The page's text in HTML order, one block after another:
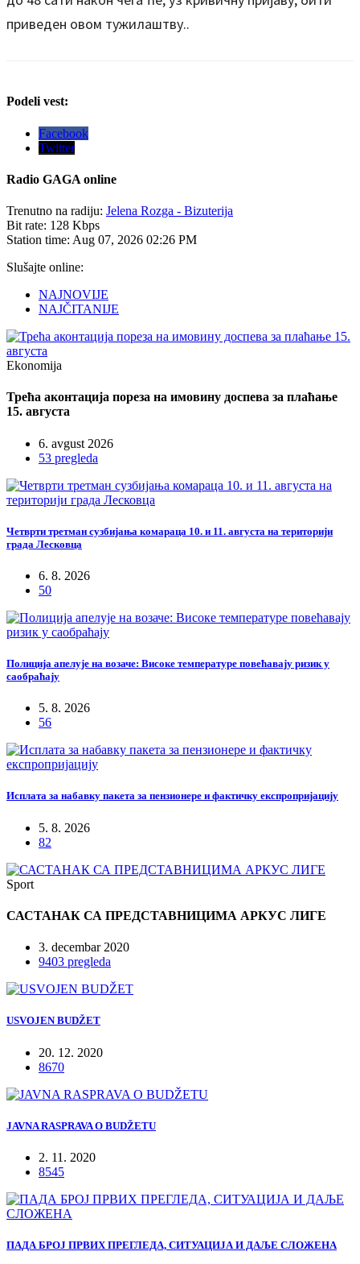
приведен овом тужилаштву..
Podeli vest:
Facebook
Twitter
Radio GAGA online
Trenutno na radiju: Jelena Rozga - Bizuterija
Bit rate: 128 Kbps
Station time: Aug 07, 2026 02:26 PM
Slušajte online:
NAJNOVIJE
NAJČITANIJE
Ekonomija
Трећа аконтација пореза на имовину доспева за плаћање
15. августа
6. avgust 2026
53 pregleda
Четврти третман сузбијања комараца 10. и 11. августа на територији
града Лесковца
6. 8. 2026
50
Полиција апелује на возаче: Високе температуре повећавају ризик у
саобраћају
5. 8. 2026
56
Исплата за набавку пакета за пензионере и фактичку експропријацију
5. 8. 2026
82
Sport
САСТАНАК СА ПРЕДСТАВНИЦИМА АРКУС ЛИГЕ
3. decembar 2020
9403 pregleda
USVOJEN BUDŽET
20. 12. 2020
8670
JAVNA RASPRAVA O BUDŽETU
2. 11. 2020
8545
ПАДА БРОЈ ПРВИХ ПРЕГЛЕДА, СИТУАЦИЈА И ДАЉЕ СЛОЖЕНА